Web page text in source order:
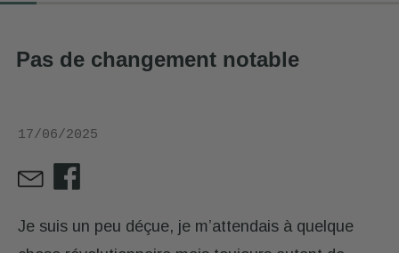
Pas de changement notable
17/06/2025
Je suis un peu déçue, je m’attendais à quelque
NOS GAMMES
D'ESSAI
⭐